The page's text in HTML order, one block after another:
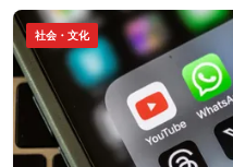
社会・文化